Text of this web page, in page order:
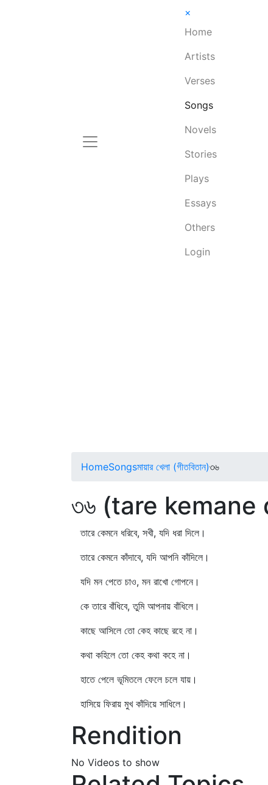
×
Home
Artists
Verses
Songs
Novels
Stories
Plays
Essays
Others
Login
HomeSongsমায়ার খেলা (গীতবিতান)৩৬
৩৬ (tare
তারে কেমনে ধরিবে, সখী, যদি ধরা দিলে।
তারে কেমনে কাঁদাবে, যদি আপনি কাঁদিলে।
যদি মন পেতে চাও, মন রাখো গোপনে।
কে তারে বাঁধিবে, তুমি আপনায় বাঁধিলে।
কাছে আসিলে তো কেহ কাছে রহে না।
কথা কহিলে তো কেহ কথা কহে না।
হাতে পেলে ভূমিতলে ফেলে চলে যায়।
হাসিয়ে ফিরায় মুখ কাঁদিয়ে সাধিলে।
Rendition
No Videos to show